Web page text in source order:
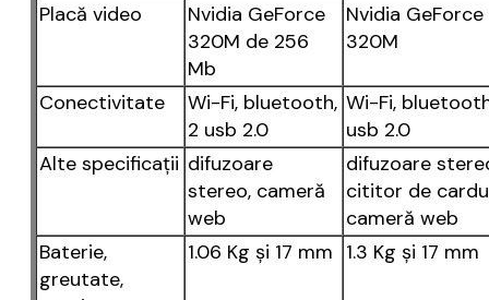
Placă video
Nvidia GeForce
320M de 256
Mb
Nvidia GeForce
320M
Conectivitate
Wi-Fi, bluetooth,
2 usb 2.0
Wi-Fi,
usb 2.0
Alte specificaţii difuzoare
stereo, cameră
web
difuzoare
cititor de
cameră web
Baterie,
greutate,
1.06 Kg şi 17 mm 1.3 Kg şi 17 mm